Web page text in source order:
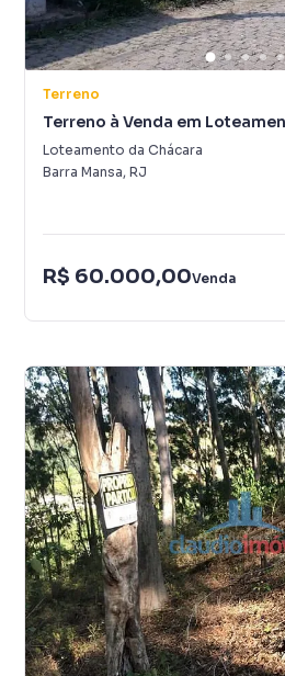
Terreno
Terreno à Venda em
Loteamento da Chácara
Barra Mansa, RJ
R$ 60.000,00Venda